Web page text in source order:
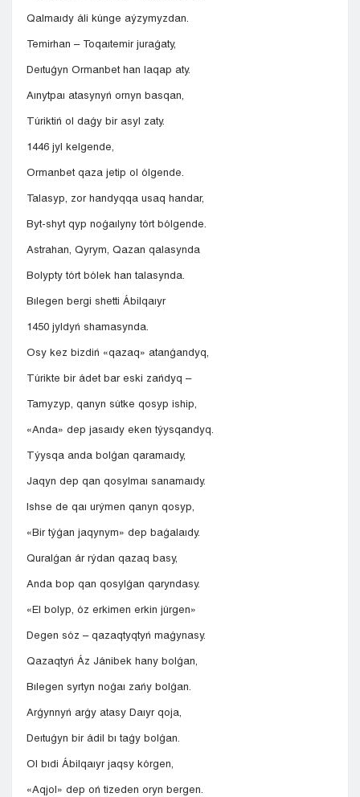
Qalmaıdy áli kúnge aýzymyzdan.
Temirhan – Toqaıtemir juraǵaty,
Deıtuǵyn Ormanbet han laqap aty.
Aınytpaı atasynyń ornyn basqan,
Túriktiń ol daǵy bir asyl zaty.
1446 jyl kelgende,
Ormanbet qaza jetip ol ólgende.
Talasyp, zor handyqqa usaq handar,
Byt-shyt qyp noǵaılyny tórt bólgende.
Astrahan, Qyrym, Qazan qalasynda
Bolypty tórt bólek han talasynda.
Bılegen bergi shetti Ábilqaıyr
1450 jyldyń shamasynda.
Osy kez bizdiń «qazaq» atanǵandyq,
Túrikte bir ádet bar eski zańdyq –
Tamyzyp, qanyn sútke qosyp iship,
«Anda» dep jasaıdy eken týysqandyq.
Týysqa anda bolǵan qaramaıdy,
Jaqyn dep qan qosylmaı sanamaıdy.
Ishse de qaı urýmen qanyn qosyp,
«Bir týǵan jaqynym» dep baǵalaıdy.
Quralǵan ár rýdan qazaq basy,
Anda bop qan qosylǵan qaryndasy.
«El bolyp, óz erkimen erkin júrgen»
Degen sóz – qazaqtyqtyń maǵynasy.
Qazaqtyń Áz Jánibek hany bolǵan,
Bılegen syrtyn noǵaı zańy bolǵan.
Arǵynnyń arǵy atasy Daıyr qoja,
Deıtuǵyn bir ádil bı taǵy bolǵan.
Ol bıdi Ábilqaıyr jaqsy kórgen,
«Aqjol» dep oń tizeden oryn bergen.